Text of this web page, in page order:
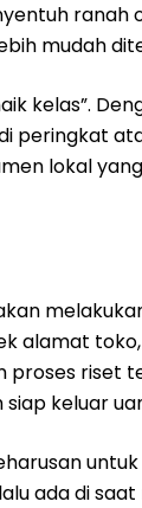
ranah
mudah
kelas”.
peringkat
lokal
alamat
proses riset
keluar
ada di